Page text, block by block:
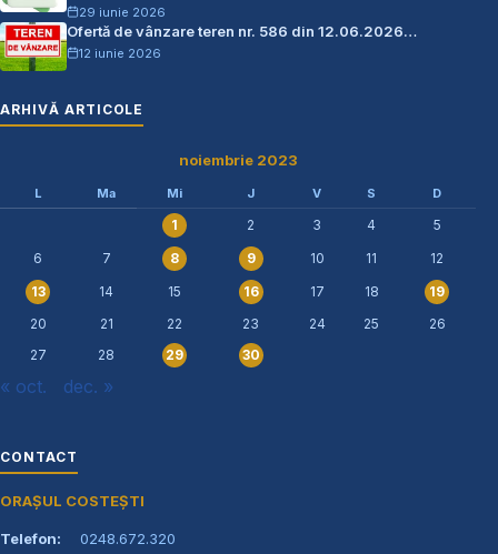
29 iunie 2026
Ofertă de vânzare teren nr. 586 din 12.06.2026…
12 iunie 2026
ARHIVĂ ARTICOLE
noiembrie 2023
L Ma Mi J V S D
1 2 3 4
5
6
7 8 9 10 11 12
13 14 15 16 17 18
19
20
21 22 23 24 25
26
27
28 29 30
« oct. dec. »
CONTACT
ORAȘUL COSTEȘTI
Telefon: 0248.672.320